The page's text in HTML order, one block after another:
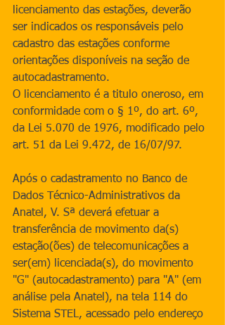
licenciamento das estações, deverão
ser indicados os responsáveis pelo
cadastro das estações conforme
orientações disponíveis na seção de
autocadastramento.
O licenciamento é a titulo oneroso, em
conformidade com o § 1º, do art. 6º,
da Lei 5.070 de 1976, modificado pelo
art. 51 da Lei 9.472, de 16/07/97.
Após o cadastramento no Banco de
Dados Técnico-Administrativos da
Anatel, V. Sª deverá efetuar a
transferência de movimento da(s)
estação(ões) de telecomunicações a
ser(em) licenciada(s), do movimento
"G" (autocadastramento) para "A" (em
análise pela Anatel), na tela 114 do
Sistema STEL, acessado pelo endereço